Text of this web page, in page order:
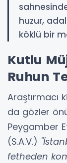
huzur,
köklü bir
Kutlu
Ruhun
Araştırmacı
da gözler
Peygamber
(S.A.V.)
fetheden